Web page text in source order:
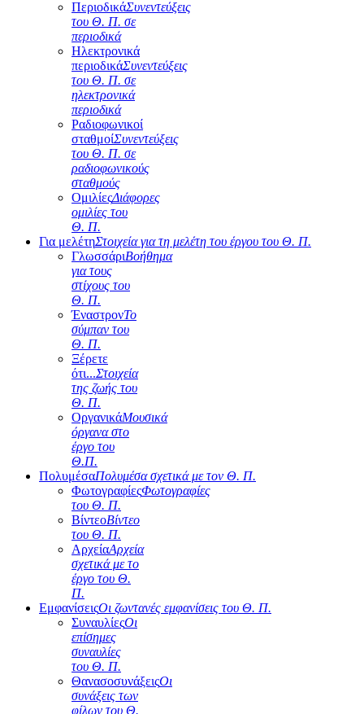
ΠεριοδικάΣυνεντεύξεις
του Θ. Π. σε
περιοδικά
Ηλεκτρονικά
περιοδικάΣυνεντεύξεις
του Θ. Π. σε
ηλεκτρονικά
περιοδικά
Ραδιοφωνικοί
σταθμοίΣυνεντεύξεις
του Θ. Π. σε
ραδιοφωνικούς
σταθμούς
ΟμιλίεςΔιάφορες
ομιλίες του
Θ. Π.
Για μελέτηΣτοιχεία για τη μελέτη του έργου του Θ. Π.
ΓλωσσάριΒοήθημα
για τους
στίχους του
Θ. Π.
ΈναστρονΤο
σύμπαν του
Θ. Π.
Ξέρετε
ότι...Στοιχεία
της ζωής του
Θ. Π.
ΟργανικάΜουσικά
όργανα στο
έργο του
Θ.Π.
ΠολυμέσαΠολυμέσα σχετικά με τον Θ. Π.
ΦωτογραφίεςΦωτογραφίες
του Θ. Π.
ΒίντεοΒίντεο
του Θ. Π.
ΑρχείαΑρχεία
σχετικά με το
έργο του Θ.
Π.
ΕμφανίσειςΟι ζωντανές εμφανίσεις του Θ. Π.
ΣυναυλίεςΟι
επίσημες
συναυλίες
του Θ. Π.
ΘανασοσυνάξειςΟι
συνάξεις των
φίλων του Θ.